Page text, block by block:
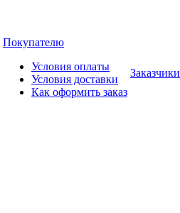
Покупателю
Условия оплаты
Условия доставки
Как оформить заказ
Заказчики